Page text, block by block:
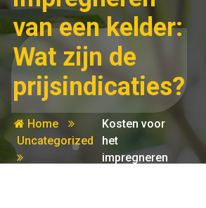
van een kelder:
Wat zijn de
prijsindicaties?
Home
Uncategorized
Kosten voor
het
impregneren